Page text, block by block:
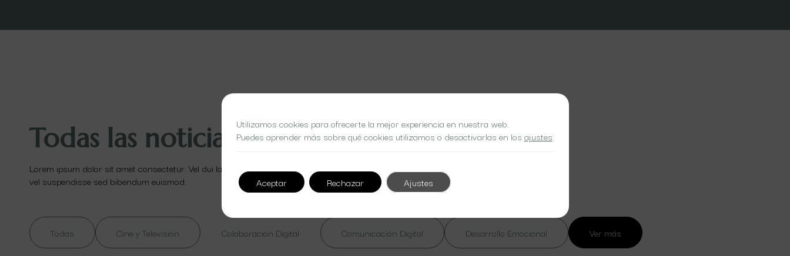
Todas las noticias
Lorem ipsum dolor sit amet consectetur. Vel dui lacinia id ut at nibh. Nulla lorem massa
vel suspendisse sed bibendum euismod.
Todas Cine y Televisión Colaboración Digital Comunicación Digital Desarrollo Emocional Ver más
Utilizamos cookies para ofrecerte la mejor experiencia en nuestra web.
Puedes aprender más sobre qué cookies utilizamos o desactivarlas en los ajustes
Aceptar Rechazar Ajustes